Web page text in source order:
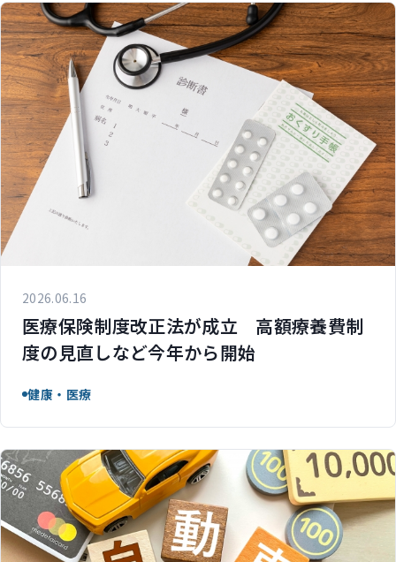
2026.06.16
医療保険制度改正法が成立 高額療養費制
度の見直しなど今年から開始
健康・医療